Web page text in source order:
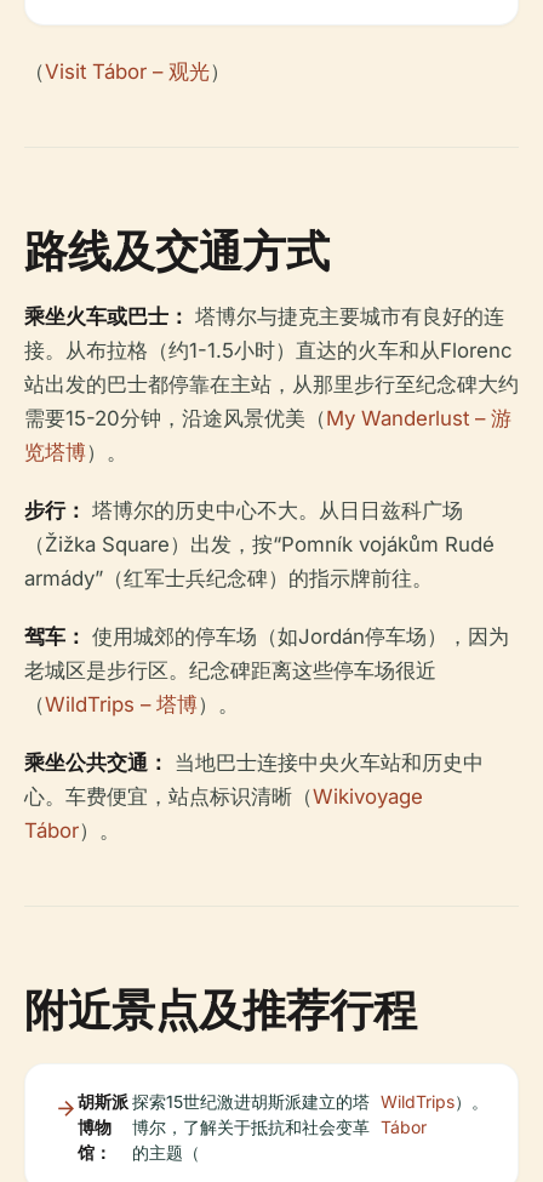
（Visit Tábor – 观光）
路线及交通方式
乘坐火车或巴士： 塔博尔与捷克主要城市有良好的连
接。从布拉格（约1-1.5小时）直达的火车和从Florenc
站出发的巴士都停靠在主站，从那里步行至纪念碑大约
需要15-20分钟，沿途风景优美（My Wanderlust – 游
览塔博）。
步行： 塔博尔的历史中心不大。从日日兹科广场
（Žižka Square）出发，按“Pomník vojákům Rudé
armády”（红军士兵纪念碑）的指示牌前往。
驾车： 使用城郊的停车场（如Jordán停车场），因为
老城区是步行区。纪念碑距离这些停车场很近
（WildTrips – 塔博）。
乘坐公共交通： 当地巴士连接中央火车站和历史中
心。车费便宜，站点标识清晰（Wikivoyage
Tábor）。
附近景点及推荐行程
胡斯派
博物
馆：
探索15世纪激进胡斯派建立的塔
博尔，了解关于抵抗和社会变革
的主题（
WildTrips
Tábor
）。